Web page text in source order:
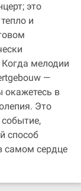
это
и
мелодии
—
окажетесь в
Это
способ
самом сердце